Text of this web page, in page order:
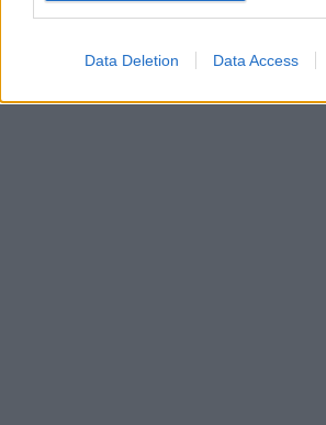
Data Deletion Data Access